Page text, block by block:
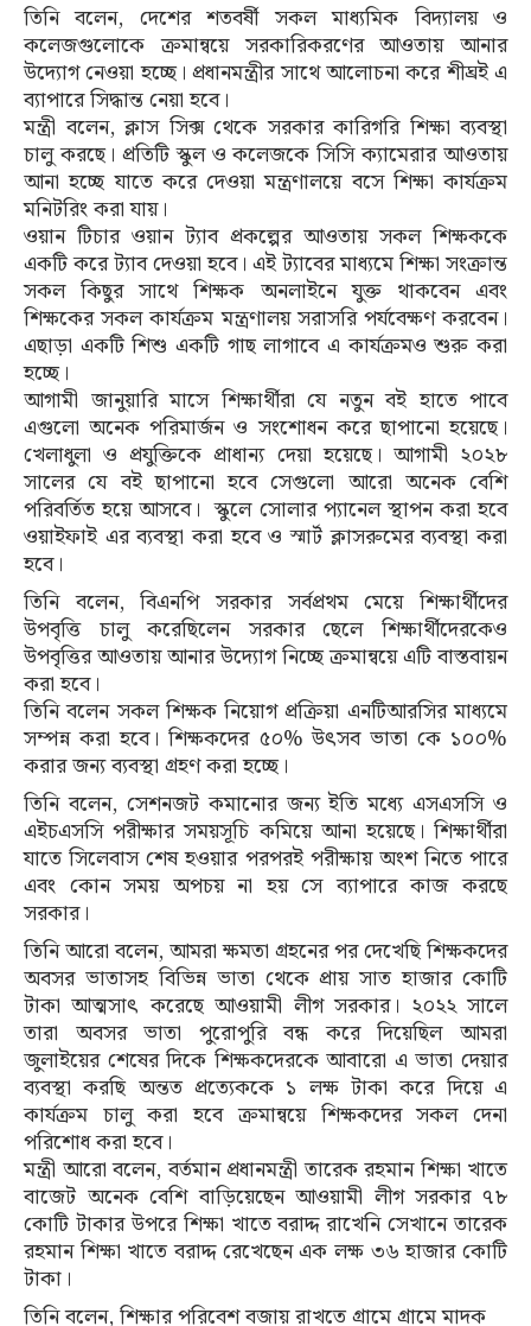
তিনি বলেন, দেশের শতবর্ষী সকল মাধ্যমিক বিদ্যালয় ও
কলেজগুলোকে ক্রমান্বয়ে সরকারিকরণের আওতায় আনার
উদ্যোগ নেওয়া হচ্ছে। প্রধানমন্ত্রীর সাথে আলোচনা করে শীঘ্রই এ
ব্যাপারে সিদ্ধান্ত নেয়া হবে।
মন্ত্রী বলেন, ক্লাস সিক্স থেকে সরকার কারিগরি শিক্ষা ব্যবস্থা
চালু করছে। প্রতিটি স্কুল ও কলেজকে সিসি ক্যামেরার আওতায়
আনা হচ্ছে যাতে করে দেওয়া মন্ত্রণালয়ে বসে শিক্ষা কার্যক্রম
মনিটরিং করা যায়।
ওয়ান টিচার ওয়ান ট্যাব প্রকল্পের আওতায় সকল শিক্ষককে
একটি করে ট্যাব দেওয়া হবে। এই ট্যাবের মাধ্যমে শিক্ষা সংক্রান্ত
সকল কিছুর সাথে শিক্ষক অনলাইনে যুক্ত থাকবেন এবং
শিক্ষকের সকল কার্যক্রম মন্ত্রণালয় সরাসরি পর্যবেক্ষণ করবেন।
এছাড়া একটি শিশু একটি গাছ লাগাবে এ কার্যক্রমও শুরু করা
হচ্ছে।
আগামী জানুয়ারি মাসে শিক্ষার্থীরা যে নতুন বই হাতে পাবে
এগুলো অনেক পরিমার্জন ও সংশোধন করে ছাপানো হয়েছে।
খেলাধুলা ও প্রযুক্তিকে প্রাধান্য দেয়া হয়েছে। আগামী ২০২৮
সালের যে বই ছাপানো হবে সেগুলো আরো অনেক বেশি
পরিবর্তিত হয়ে আসবে। স্কুলে সোলার প্যানেল স্থাপন করা হবে
ওয়াইফাই এর ব্যবস্থা করা হবে ও স্মার্ট ক্লাসরুমের ব্যবস্থা করা
হবে।
তিনি বলেন, বিএনপি সরকার সর্বপ্রথম মেয়ে শিক্ষার্থীদের
উপবৃত্তি চালু করেছিলেন সরকার ছেলে শিক্ষার্থীদেরকেও
উপবৃত্তির আওতায় আনার উদ্যোগ নিচ্ছে ক্রমান্বয়ে এটি বাস্তবায়ন
করা হবে।
তিনি বলেন সকল শিক্ষক নিয়োগ প্রক্রিয়া এনটিআরসির মাধ্যমে
সম্পন্ন করা হবে। শিক্ষকদের ৫০% উৎসব ভাতা কে ১০০%
করার জন্য ব্যবস্থা গ্রহণ করা হচ্ছে।
তিনি বলেন, সেশনজট কমানোর জন্য ইতি মধ্যে এসএসসি ও
এইচএসসি পরীক্ষার সময়সূচি কমিয়ে আনা হয়েছে। শিক্ষার্থীরা
যাতে সিলেবাস শেষ হওয়ার পরপরই পরীক্ষায় অংশ নিতে পারে
এবং কোন সময় অপচয় না হয় সে ব্যাপারে কাজ করছে
সরকার।
তিনি আরো বলেন, আমরা ক্ষমতা গ্রহনের পর দেখেছি শিক্ষকদের
অবসর ভাতাসহ বিভিন্ন ভাতা থেকে প্রায় সাত হাজার কোটি
টাকা আত্মসাৎ করেছে আওয়ামী লীগ সরকার। ২০২২ সালে
তারা অবসর ভাতা পুরোপুরি বন্ধ করে দিয়েছিল আমরা
জুলাইয়ের শেষের দিকে শিক্ষকদেরকে আবারো এ ভাতা দেয়ার
ব্যবস্থা করছি অন্তত প্রত্যেককে ১ লক্ষ টাকা করে দিয়ে এ
কার্যক্রম চালু করা হবে ক্রমান্বয়ে শিক্ষকদের সকল দেনা
পরিশোধ করা হবে।
মন্ত্রী আরো বলেন, বর্তমান প্রধানমন্ত্রী তারেক রহমান শিক্ষা খাতে
বাজেট অনেক বেশি বাড়িয়েছেন আওয়ামী লীগ সরকার ৭৮
কোটি টাকার উপরে শিক্ষা খাতে বরাদ্দ রাখেনি সেখানে তারেক
রহমান শিক্ষা খাতে বরাদ্দ রেখেছেন এক লক্ষ ৩৬ হাজার কোটি
টাকা।
তিনি বলেন, শিক্ষার পরিবেশ বজায় রাখতে গ্রামে গ্রামে মাদক